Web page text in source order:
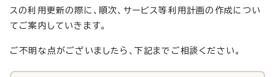
スの利用更新の際に、順次、サービス等利用計画の作成につい
てご案内していきます。
ご不明な点がございましたら、下記までご相談ください。